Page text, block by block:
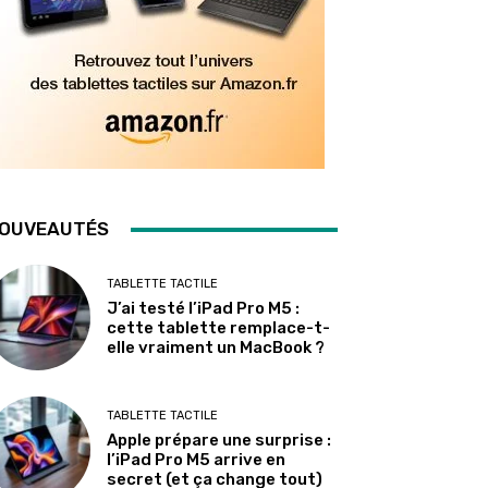
TABLETTE TACTILE
J’ai testé l’iPad Pro M5 :
cette tablette remplace-t-
elle vraiment un MacBook ?
TABLETTE TACTILE
Apple prépare une surprise :
l’iPad Pro M5 arrive en
secret (et ça change tout)